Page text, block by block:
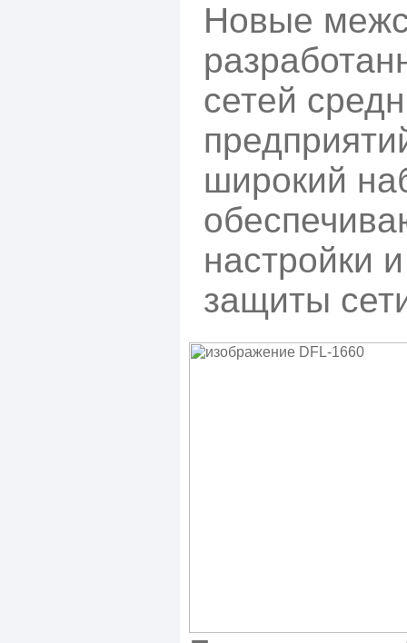
Новые
сетей
широкий
настройки
защиты